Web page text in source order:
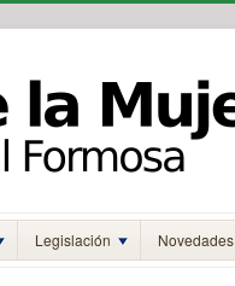
Legislación Novedades